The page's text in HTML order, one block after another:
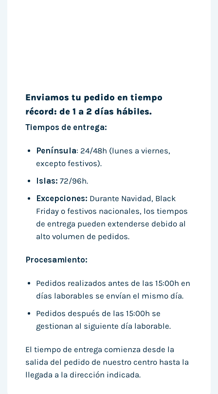
Enviamos tu pedido en tiempo
récord: de 1 a 2 días hábiles.
Tiempos de entrega:
Península: 24/48h (lunes a viernes,
excepto festivos).
Islas: 72/96h.
Excepciones: Durante Navidad, Black
Friday o festivos nacionales, los tiempos
de entrega pueden extenderse debido al
alto volumen de pedidos.
Procesamiento:
Pedidos realizados antes de las 15:00h en
días laborables se envían el mismo día.
Pedidos después de las 15:00h se
gestionan al siguiente día laborable.
El tiempo de entrega comienza desde la
salida del pedido de nuestro centro hasta la
llegada a la dirección indicada.